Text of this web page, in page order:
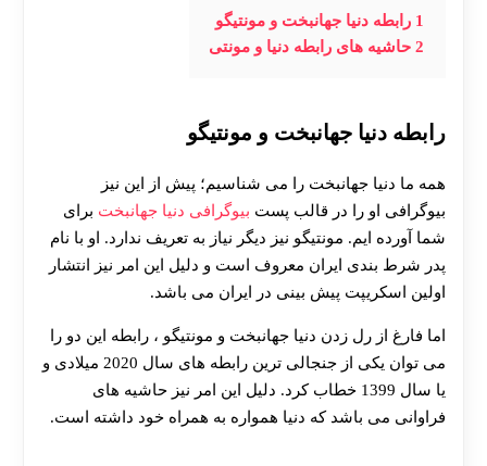
1 رابطه دنیا جهانبخت و مونتیگو
2 حاشیه های رابطه دنیا و مونتی
رابطه دنیا جهانبخت و مونتیگو
همه ما دنیا جهانبخت را می شناسیم؛ پیش از این نیز
بیوگرافی او را در قالب پست بیوگرافی دنیا جهانبخت برای
شما آورده ایم. مونتیگو نیز دیگر نیاز به تعریف ندارد. او با نام
پدر شرط بندی ایران معروف است و دلیل این امر نیز انتشار
اولین اسکریپت پیش بینی در ایران می باشد.
اما فارغ از رل زدن دنیا جهانبخت و مونتیگو ، رابطه این دو را
می توان یکی از جنجالی ترین رابطه های سال 2020 میلادی و
یا سال 1399 خطاب کرد. دلیل این امر نیز حاشیه های
فراوانی می باشد که دنیا همواره به همراه خود داشته است.